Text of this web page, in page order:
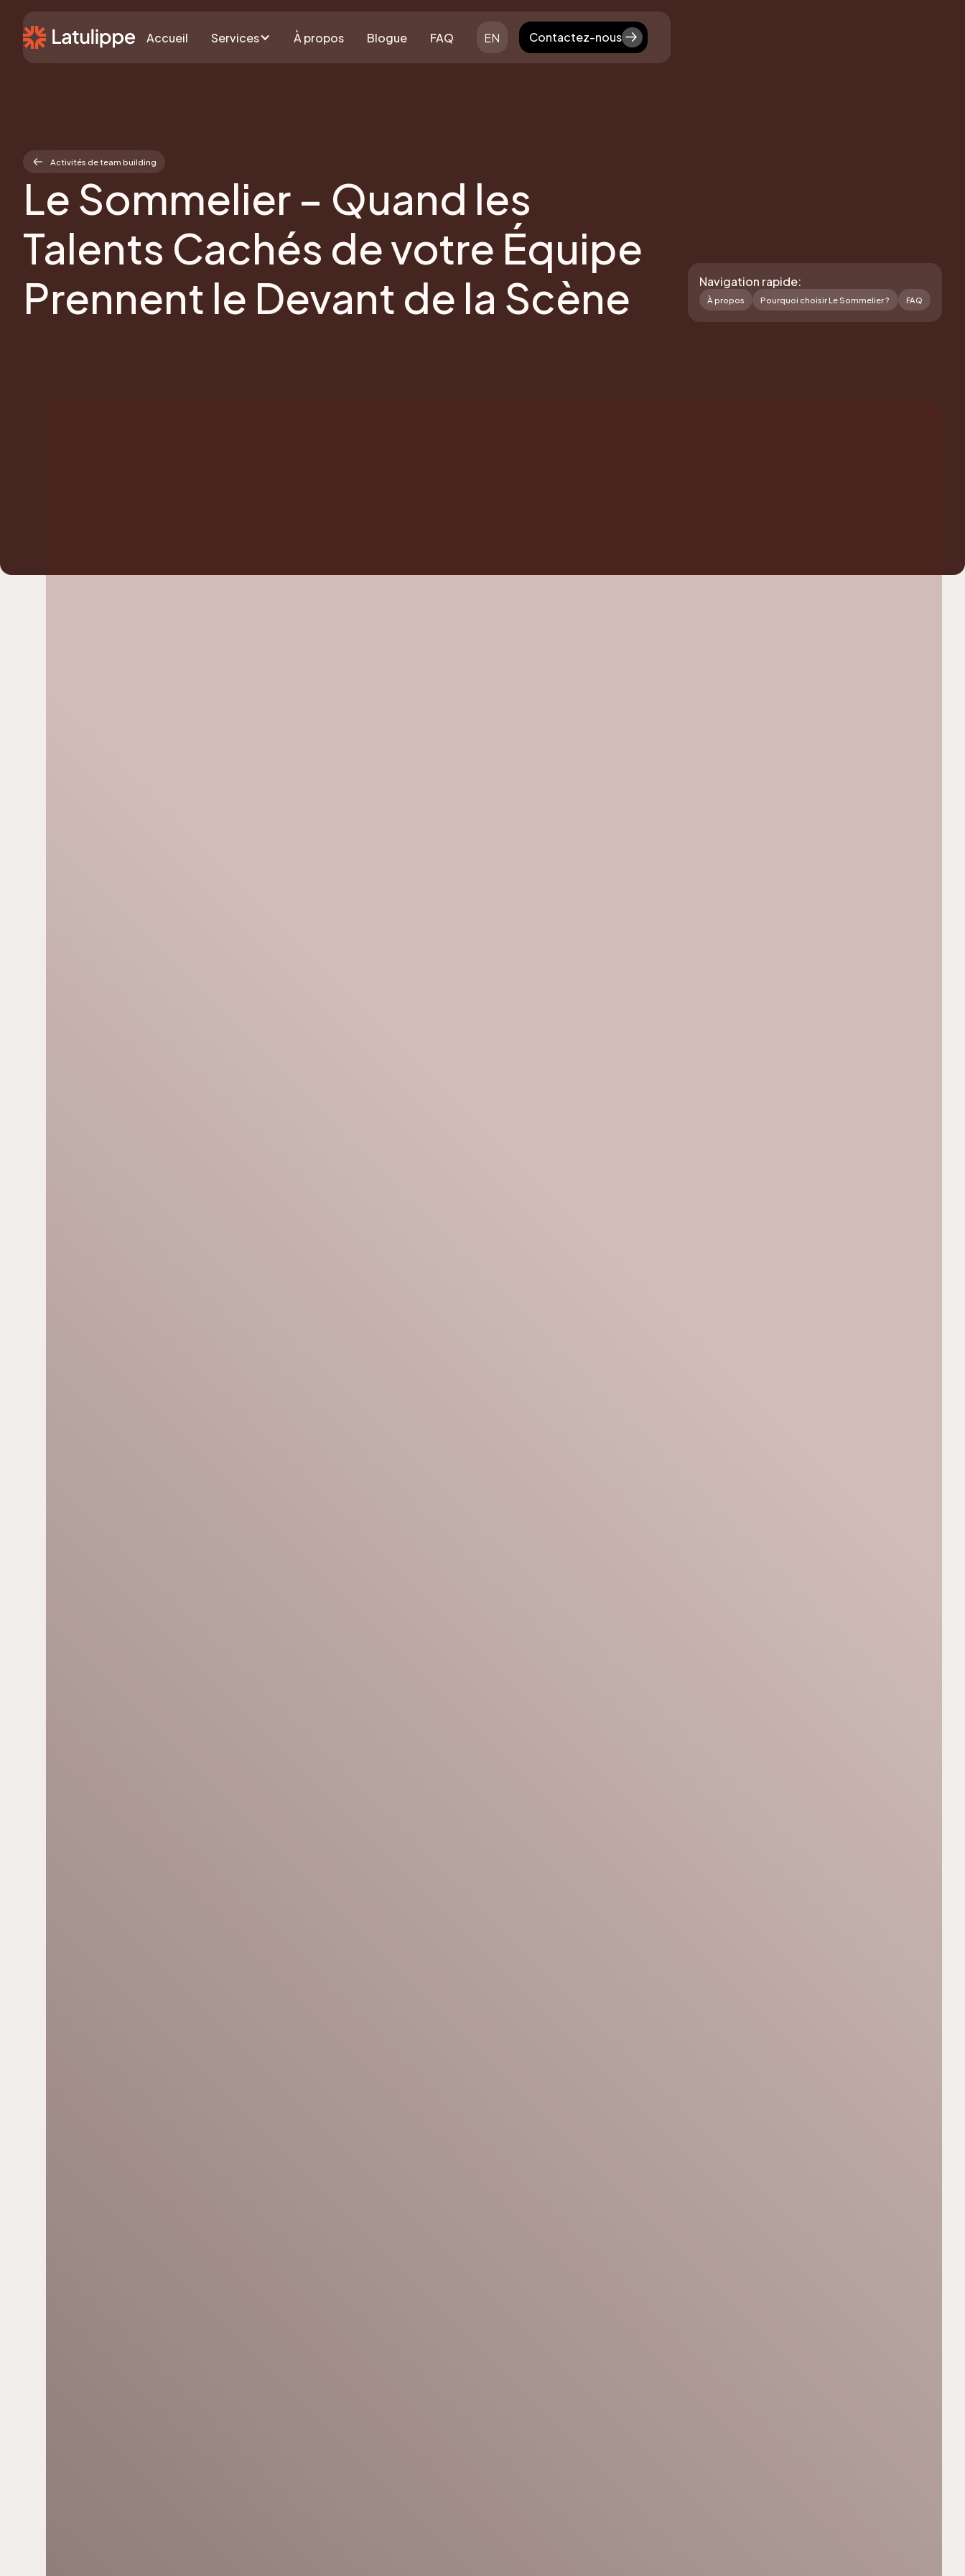
Accueil Services À propos Blogue FAQ EN
Contactez-nous
Contactez-nous
Activités de team building
Le Sommelier – Quand les
Talents Cachés de votre Équipe
Prennent le Devant de la Scène
Navigation rapide:
À propos Pourquoi choisir Le Sommelier ? FAQ